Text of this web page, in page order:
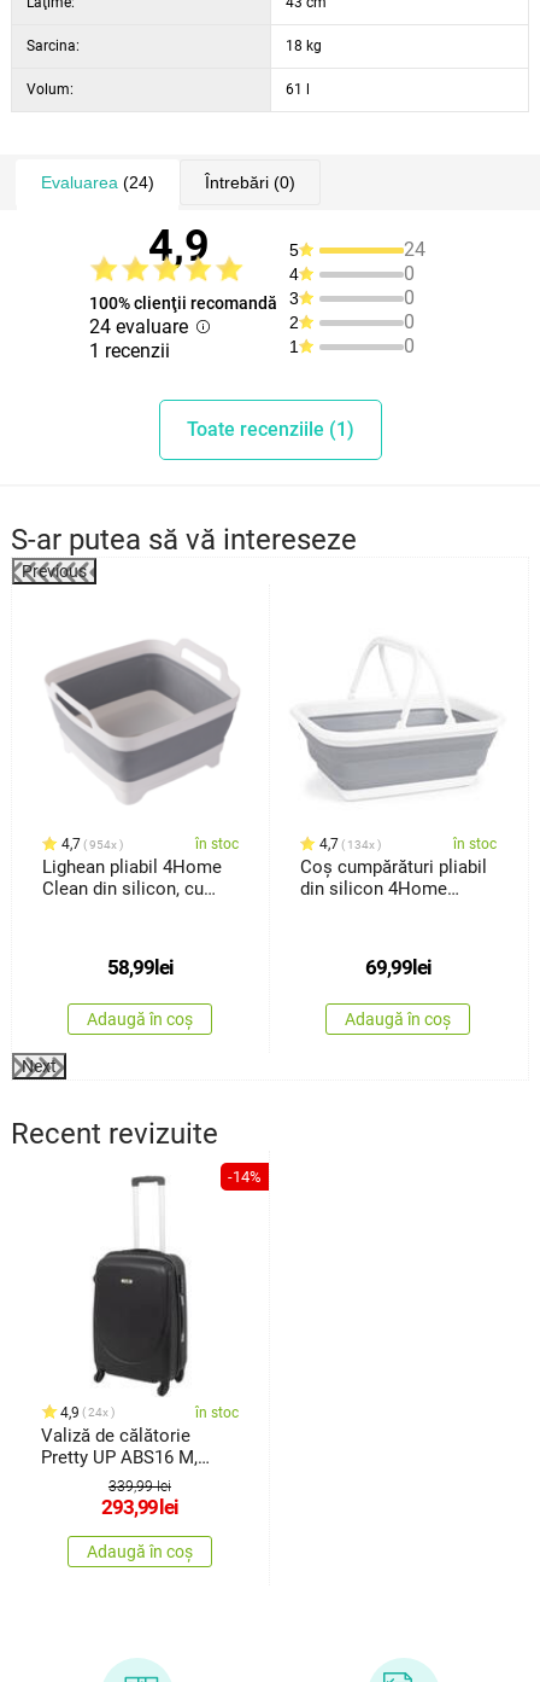
Sarcina: 18 kg
Volum: 61 l
Evaluarea (24) Întrebări(0)
4,9
100% clienţii recomandă
24 evaluare
1 recenzii
5 24
4 0
3 0
2 0
1 0
Toate recenziile (1)
S-ar putea să vă intereseze
Previous
4,7 954x în stoc
Lighean pliabil 4Home
Clean din silicon, cu
58,99lei
Adaugă în coș
4,7 134x în stoc
Coș cumpărături pliabil
din silicon 4Home
69,99lei
Adaugă în coș
Next
Recent revizuite
-14%
4,9 24x în stoc
Valiză de călătorie
Pretty UP ABS16 M,
339,99 lei
293,99 lei
Adaugă în coș